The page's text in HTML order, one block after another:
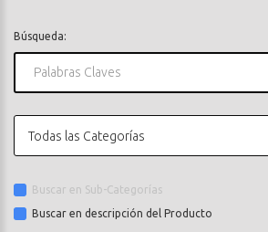
Búsqueda:
Todas las Categorías
Buscar en Sub-Categorías
Buscar en descripción del Producto